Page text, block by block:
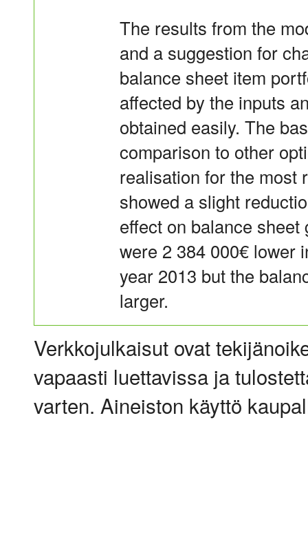
The results from the
and a suggestion for
balance sheet item
affected by the inputs
obtained easily. The
comparison to other
realisation for the most
showed a slight
effect on balance
were 2 384 000€ lower
year 2013 but the
larger.
Verkkojulkaisut ovat
vapaasti luettavissa ja
varten. Aineiston käyttö